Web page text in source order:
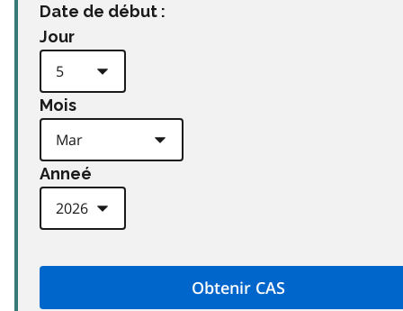
Date de début :
Jour
Mois
Anneé